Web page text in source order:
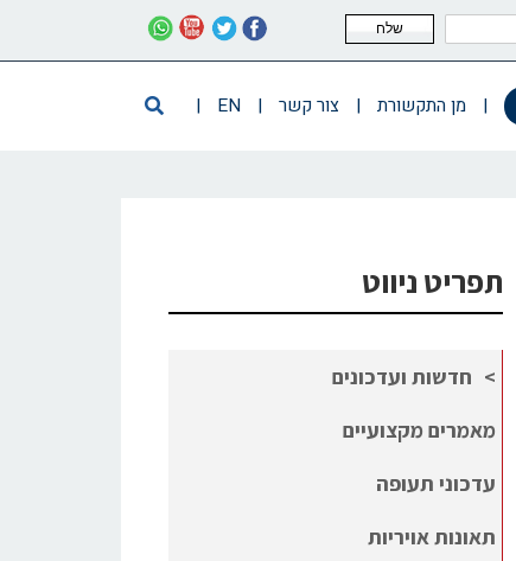
שלח
| מן התקשורת | צור קשר |
EN
|
תפריט ניווט
חדשות ועדכונים
מאמרים מקצועיים
עדכוני תעופה
תאונות אויריות